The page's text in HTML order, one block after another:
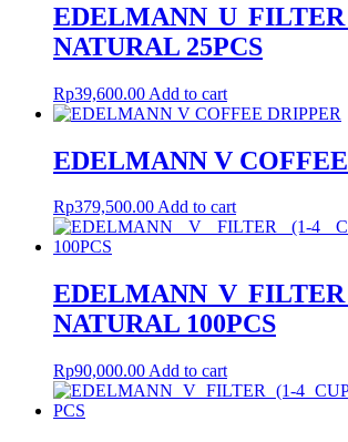
EDELMANN U FILTER
NATURAL 25PCS
Rp39,600.00 Add to cart
EDELMANN V
Rp379,500.00Add to cart
EDELMANN V FILTER
NATURAL 100PCS
Rp90,000.00 Add to cart